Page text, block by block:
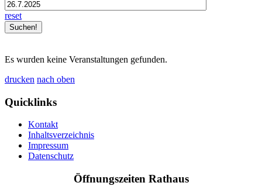
reset
Es wurden keine Veranstaltungen gefunden.
drucken nach oben
Quicklinks
Kontakt
Inhaltsverzeichnis
Impressum
Datenschutz
Öffnungszeiten Rathaus